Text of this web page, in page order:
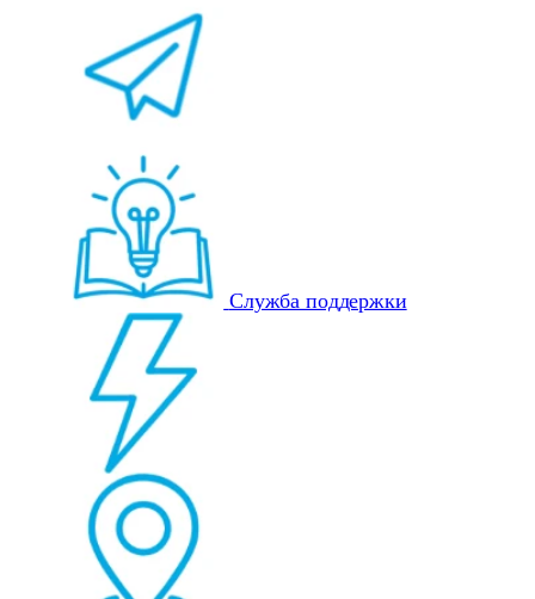
Служба поддержки